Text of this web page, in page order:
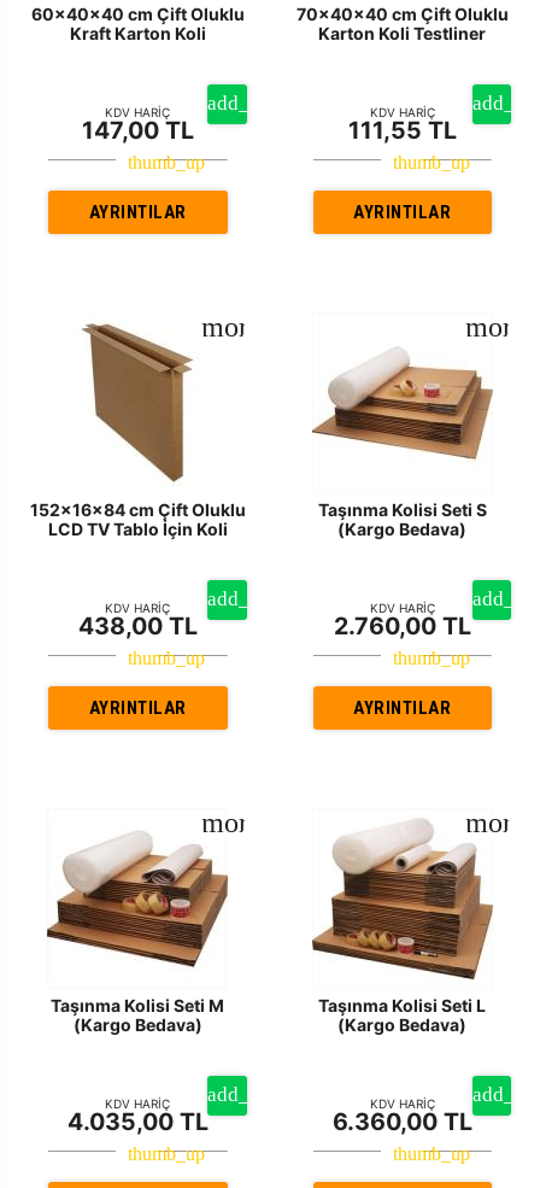
60x40x40 cm Çift Oluklu
Kraft Karton Koli
KDV HARİÇ
147,00 TL
AYRINTILAR
70x40x40 cm Çift Oluklu
Karton Koli Testliner
KDV HARİÇ
111,55 TL
AYRINTILAR
152x16x84 cm Çift Oluklu
LCD TV Tablo İçin Koli
KDV HARİÇ
438,00 TL
AYRINTILAR
Taşınma Kolisi Seti S
(Kargo Bedava)
KDV HARİÇ
2.760,00 TL
AYRINTILAR
Taşınma Kolisi Seti M
(Kargo Bedava)
KDV HARİÇ
4.035,00 TL
Taşınma Kolisi Seti L
(Kargo Bedava)
KDV HARİÇ
6.360,00 TL